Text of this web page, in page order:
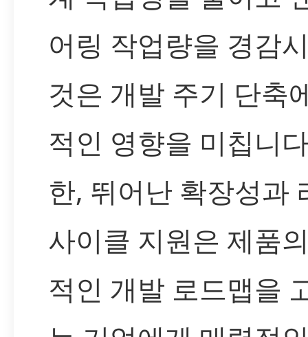
어링 작업량을 경감
것은 개발 주기 단축
적인 영향을 미칩니
한, 뛰어난 확장성과
사이클 지원은 제품
적인 개발 로드맵을